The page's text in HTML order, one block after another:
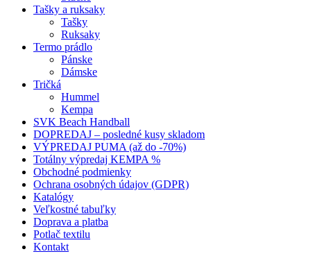
Tašky a ruksaky
Tašky
Ruksaky
Termo prádlo
Pánske
Dámske
Tričká
Hummel
Kempa
SVK Beach Handball
DOPREDAJ – posledné kusy skladom
VÝPREDAJ PUMA (až do -70%)
Totálny výpredaj KEMPA %
Obchodné podmienky
Ochrana osobných údajov (GDPR)
Katalógy
Veľkostné tabuľky
Doprava a platba
Potlač textilu
Kontakt